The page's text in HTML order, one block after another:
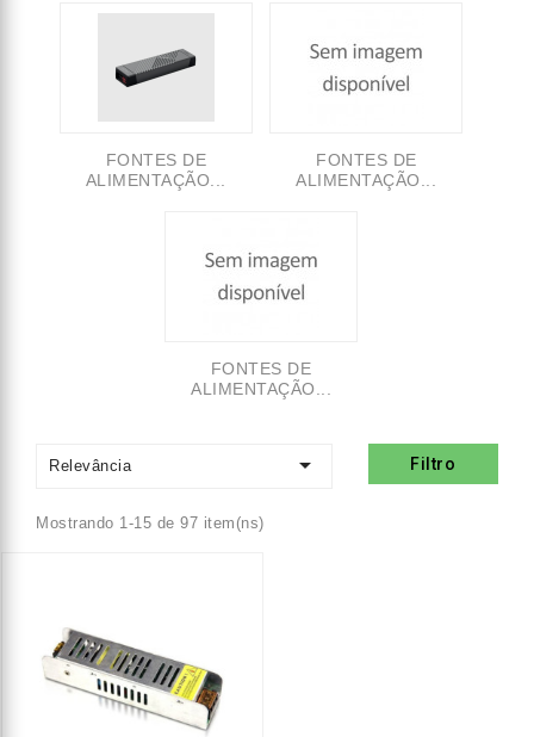
FONTES DE
ALIMENTAÇÃO...
FONTES DE
ALIMENTAÇÃO...
FONTES DE
ALIMENTAÇÃO...
Relevância  Filtro
Mostrando 1-15 de 97 item(ns)